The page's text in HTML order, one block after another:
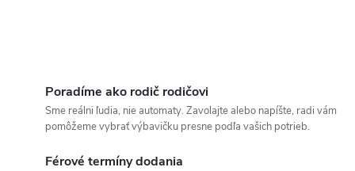
Poradíme ako rodič rodičovi
Sme reálni ľudia, nie automaty. Zavolajte alebo napíšte, radi vám
pomôžeme vybrať výbavičku presne podľa vašich potrieb.
Férové termíny dodania